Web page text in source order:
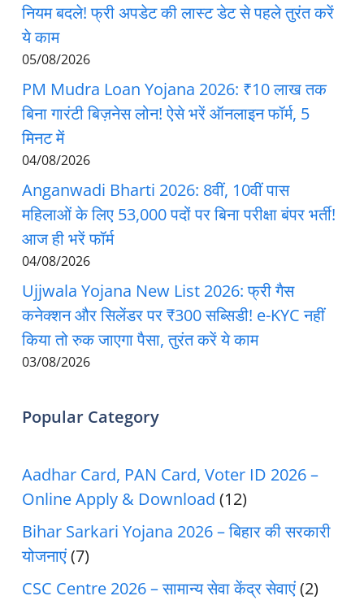
नियम बदले! फ्री अपडेट की लास्ट डेट से पहले तुरंत करें
ये काम
05/08/2026
PM Mudra Loan Yojana 2026: ₹10 लाख तक
बिना गारंटी बिज़नेस लोन! ऐसे भरें ऑनलाइन फॉर्म, 5
मिनट में
04/08/2026
Anganwadi Bharti 2026: 8वीं, 10वीं पास
महिलाओं के लिए 53,000 पदों पर बिना परीक्षा बंपर भर्ती!
आज ही भरें फॉर्म
04/08/2026
Ujjwala Yojana New List 2026: फ्री गैस
कनेक्शन और सिलेंडर पर ₹300 सब्सिडी! e-KYC नहीं
किया तो रुक जाएगा पैसा, तुरंत करें ये काम
03/08/2026
Popular Category
Aadhar Card, PAN Card, Voter ID 2026 –
Online Apply & Download (12)
Bihar Sarkari Yojana 2026 – बिहार की सरकारी
योजनाएं(7)
CSC Centre 2026 – सामान्य सेवा केंद्र सेवाएं(2)